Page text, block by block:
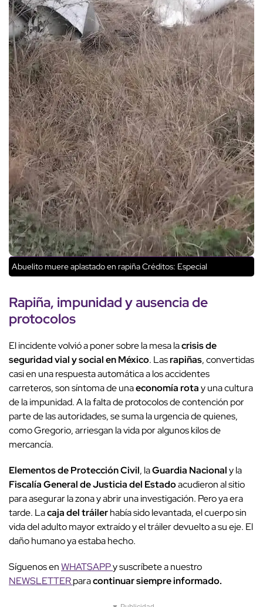
Abuelito muere aplastado en rapiñaCréditos: Especial
Rapiña, impunidad y ausencia de
protocolos
El incidente volvió a poner sobre la mesa lacrisis de
seguridad vial y social en México. Lasrapiñas, convertidas
casi en una respuesta automática a los accidentes
carreteros, son síntoma de unaeconomía rotay una cultura
de la impunidad. A la falta de protocolos de contención por
parte de las autoridades, se suma la urgencia de quienes,
como Gregorio, arriesgan la vida por algunos kilos de
mercancía.
Elementos de Protección Civil, laGuardia Nacionaly la
Fiscalía General de Justicia del Estadoacudieron al sitio
para asegurar la zona y abrir una investigación. Pero ya era
tarde. Lacaja del tráilerhabía sido levantada, el cuerpo sin
vida del adulto mayor extraído y el tráiler devuelto a su eje. El
daño humano ya estaba hecho.
Síguenos enWHATSAPPy suscríbete a nuestro
NEWSLETTERparacontinuar siempre informado.